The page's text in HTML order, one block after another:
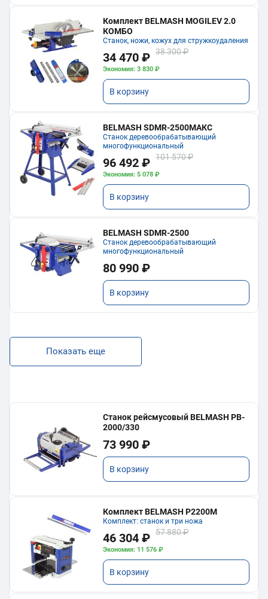
Комплект BELMASH MOGILEV 2.0
КОМБО
Станок, ножи, кожух для стружкоудаления
34 470 ₽ 38 300 ₽
Экономия: 3 830 ₽
В корзину
BELMASH SDMR-2500МАКС
Станок деревообрабатывающий
многофункциональный
96 492 ₽ 101 570 ₽
Экономия: 5 078 ₽
В корзину
BELMASH SDMR-2500
Станок деревообрабатывающий
многофункциональный
80 990 ₽
В корзину
Показать еще
Станок рейсмусовый BELMASH PB-
2000/330
73 990 ₽
В корзину
Комплект BELMASH P2200M
Комплект: станок и три ножа
46 304 ₽ 57 880 ₽
Экономия: 11 576 ₽
В корзину